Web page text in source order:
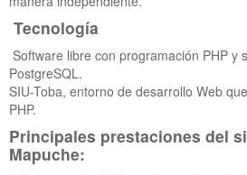
Tecnología
Software libre con programación PHP y
PostgreSQL.
SIU-Toba, entorno de desarrollo Web
PHP.
Principales prestaciones del
Mapuche: